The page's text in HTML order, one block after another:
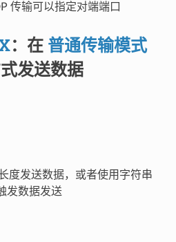
传输可以指定对端端口
：在 普通传输模式
发送数据
度发送数据，或者使用字符串
发数据发送